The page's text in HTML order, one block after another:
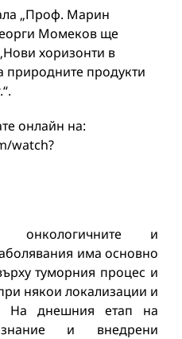
„Проф. Марин
Момеков ще
хоризонти в
природните продукти
онлайн на:
watch?
онкологичните и
има основно
туморния процес и
някои локализации и
На днешния етап на
и внедрени